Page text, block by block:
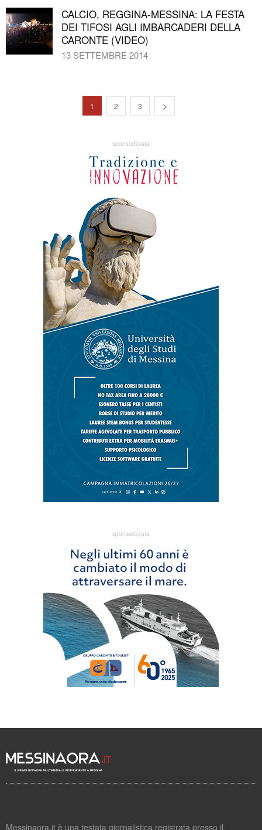
CALCIO, REGGINA-MESSINA: LA FESTA
DEI TIFOSI AGLI IMBARCADERI DELLA
CARONTE (VIDEO)
13 SETTEMBRE 2014
1 2 3
sponsorizzata
sponsorizzata
Messinaora.it è una testata giornalistica registrata presso il